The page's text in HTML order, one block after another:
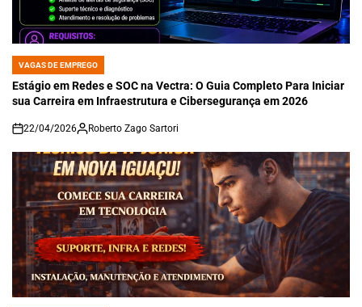
POSTED
IN
VAGAS DE EMPREGO
Estágio em Redes e SOC na Vectra: O Guia Completo Para Iniciar
sua Carreira em Infraestrutura e Cibersegurança em 2026
on
22/04/2026 Roberto Zago Sartori